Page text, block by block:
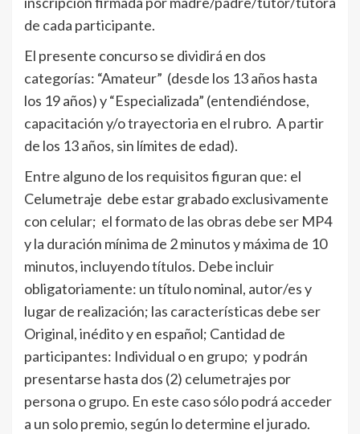
de cada participante.
El presente concurso se dividirá en dos
categorías: “Amateur” (desde los 13 años hasta
los 19 años) y “Especializada” (entendiéndose,
capacitación y/o trayectoria en el rubro. A partir
de los 13 años, sin límites de edad).
Entre alguno de los requisitos figuran que: el
Celumetraje debe estar grabado exclusivamente
con celular; el formato de las obras debe ser MP4
y la duración mínima de 2 minutos y máxima de 10
minutos, incluyendo títulos. Debe incluir
obligatoriamente: un título nominal, autor/es y
lugar de realización; las características debe ser
Original, inédito y en español; Cantidad de
participantes: Individual o en grupo; y podrán
presentarse hasta dos (2) celumetrajes por
persona o grupo. En este caso sólo podrá acceder
a un solo premio, según lo determine el jurado.